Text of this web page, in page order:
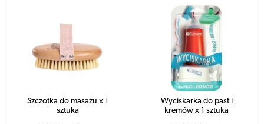
Szczotka do masażu x 1
sztuka
Wyciskarka do past i
kremów x 1 sztuka